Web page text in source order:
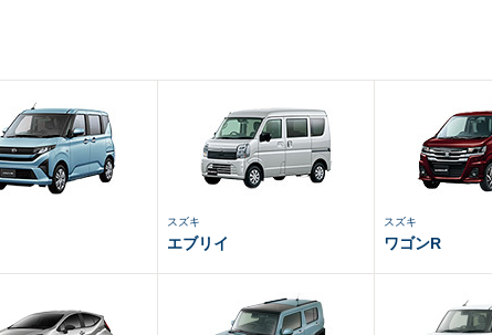
スズキ
エブリイ
スズキ
ワゴンR